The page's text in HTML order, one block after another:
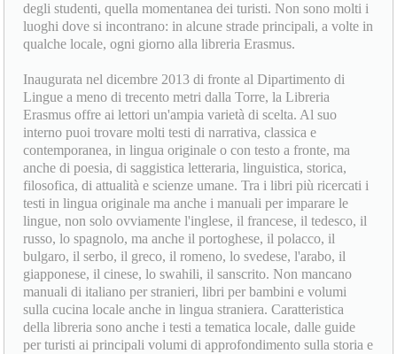
degli studenti, quella momentanea dei turisti. Non sono molti i
luoghi dove si incontrano: in alcune strade principali, a volte in
qualche locale, ogni giorno alla libreria Erasmus.
Inaugurata nel dicembre 2013 di fronte al Dipartimento di
Lingue a meno di trecento metri dalla Torre, la Libreria
Erasmus offre ai lettori un'ampia varietà di scelta. Al suo
interno puoi trovare molti testi di narrativa, classica e
contemporanea, in lingua originale o con testo a fronte, ma
anche di poesia, di saggistica letteraria, linguistica, storica,
filosofica, di attualità e scienze umane. Tra i libri più ricercati i
testi in lingua originale ma anche i manuali per imparare le
lingue, non solo ovviamente l'inglese, il francese, il tedesco, il
russo, lo spagnolo, ma anche il portoghese, il polacco, il
bulgaro, il serbo, il greco, il romeno, lo svedese, l'arabo, il
giapponese, il cinese, lo swahili, il sanscrito. Non mancano
manuali di italiano per stranieri, libri per bambini e volumi
sulla cucina locale anche in lingua straniera. Caratteristica
della libreria sono anche i testi a tematica locale, dalle guide
per turisti ai principali volumi di approfondimento sulla storia e